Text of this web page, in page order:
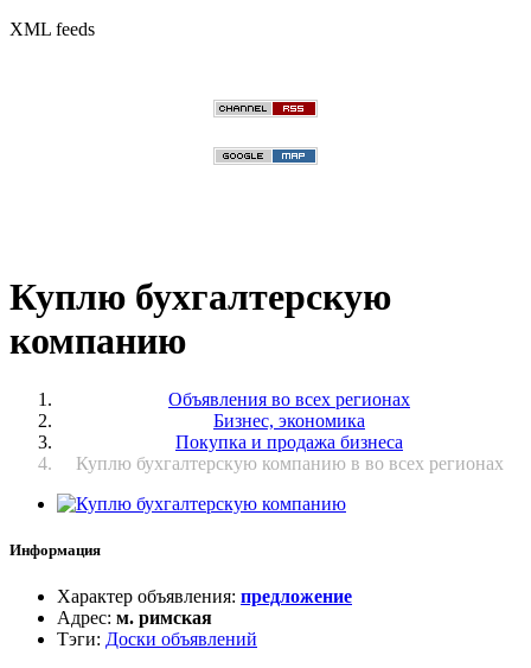
XML feeds
Куплю бухгалтерскую
компанию
Объявления во всех регионах
Бизнес, экономика
Покупка и продажа бизнеса
Куплю бухгалтерскую компанию в во всех регионах
Информация
Характер объявления: предложение
Адрес: м. римская
Тэги: Доски объявлений